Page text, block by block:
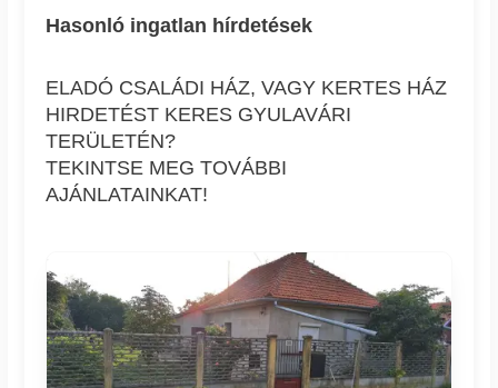
Hasonló ingatlan hírdetések
ELADÓ CSALÁDI HÁZ, VAGY KERTES HÁZ
HIRDETÉST KERES GYULAVÁRI
TERÜLETÉN?
TEKINTSE MEG TOVÁBBI
AJÁNLATAINKAT!